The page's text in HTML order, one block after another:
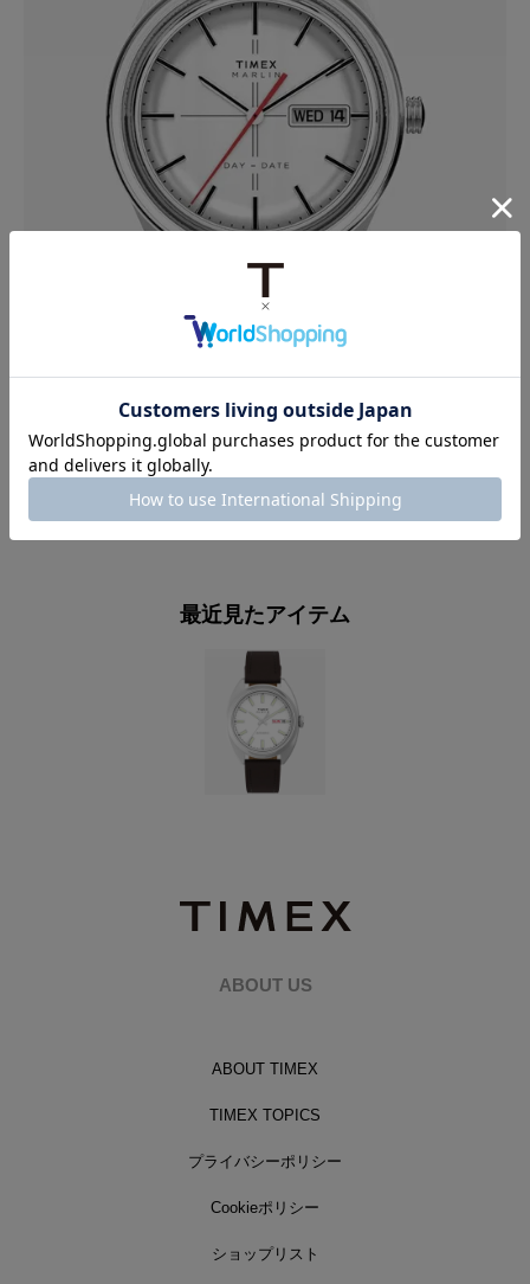
マーリンジェット クォーツ
39,600円税込
最近見たアイテム
ABOUT US
ABOUT TIMEX
TIMEX TOPICS
プライバシーポリシー
Cookieポリシー
ショップリスト